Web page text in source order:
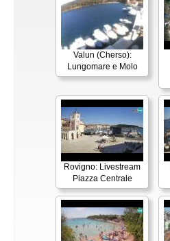
Valun (Cherso):
Lungomare e Molo
Rovigno: Livestream
Piazza Centrale